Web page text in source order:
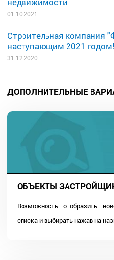
01.10.2021
Строительная компания
наступающим 2021 годом!
31.12.2020
ДОПОЛНИТЕЛЬНЫЕ
ОБЪЕКТЫ
Возможность отобразить
списка и выбирать нажав на